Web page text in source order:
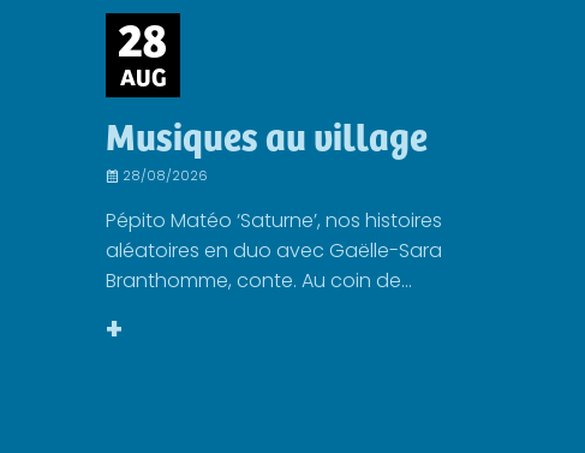
28
AUG
Musiques au village
28/08/2026
Pépito Matéo ‘Saturne’, nos histoires
aléatoires en duo avec Gaëlle-Sara
Branthomme, conte. Au coin de...
+